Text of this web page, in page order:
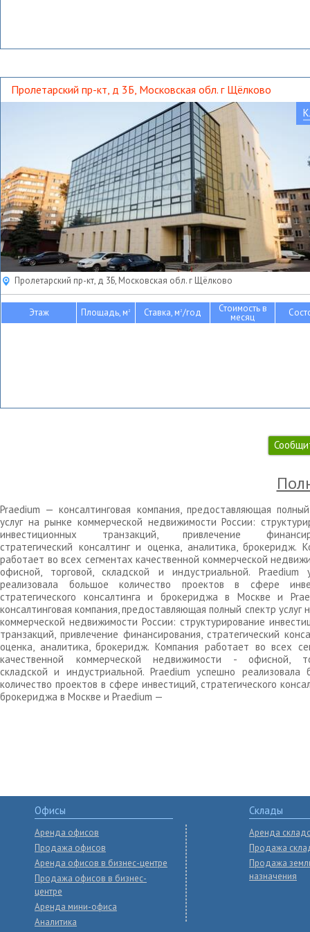
Пролетарский пр-кт, д 3Б, Московская обл. г Щёлково
Пролетарский пр-кт, д 3Б, Московская обл. г Щёлково
Этаж Площадь, м2 Ставка, м2/год Стоимость в
месяц
Praedium — консалтинговая компания, предоставляющая
услуг на рынке коммерческой недвижимости России:
инвестиционных транзакций, привлечение
стратегический консалтинг и оценка, аналитика, брокеридж.
работает во всех сегментах качественной коммерческой
офисной, торговой, складской и индустриальной. Praedium
реализовала большое количество проектов в сфере
стратегического консалтинга и брокериджа в Москве и
консалтинговая компания, предоставляющая полный спектр услуг
коммерческой недвижимости России: структурирование
транзакций, привлечение финансирования, стратегический
оценка, аналитика, брокеридж. Компания работает во всех
качественной коммерческой недвижимости - офисной,
складской и индустриальной. Praedium успешно реализовала
количество проектов в сфере инвестиций, стратегического
брокериджа в Москве и Praedium —
Офисы
Аренда офисов
Продажа офисов
Аренда офисов в бизнес-центре
Продажа офисов в бизнес-
центре
Аренда мини-офиса
Аналитика
Склады
Аренда
Продажа
Продажа
назначения